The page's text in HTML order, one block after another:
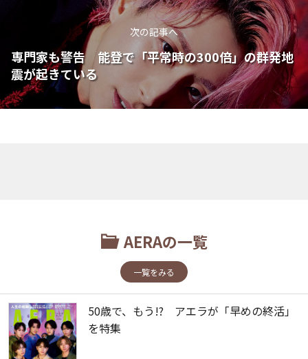
次の記事へ
専門家も警告 能登で「平常時の300倍」の群発地
震が起きている
AERAの一覧
一覧をみる
50歳で、もう!? アエラが「早めの終活」
を特集